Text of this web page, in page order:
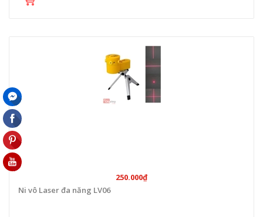
250.000₫
Ni vô Laser đa năng LV06